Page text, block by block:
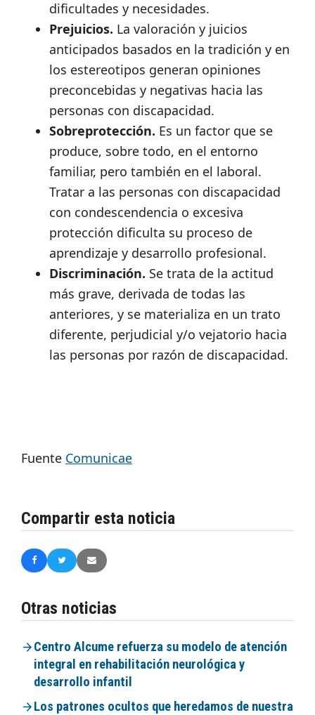
dificultades y necesidades.
Prejuicios. La valoración y juicios
anticipados basados en la tradición y en
los estereotipos generan opiniones
preconcebidas y negativas hacia las
personas con discapacidad.
Sobreprotección. Es un factor que se
produce, sobre todo, en el entorno
familiar, pero también en el laboral.
Tratar a las personas con discapacidad
con condescendencia o excesiva
protección dificulta su proceso de
aprendizaje y desarrollo profesional.
Discriminación. Se trata de la actitud
más grave, derivada de todas las
anteriores, y se materializa en un trato
diferente, perjudicial y/o vejatorio hacia
las personas por razón de discapacidad.
Fuente Comunicae
Compartir esta noticia
Otras noticias
Centro Alcume refuerza su modelo de atención
integral en rehabilitación neurológica y
desarrollo infantil
Los patrones ocultos que heredamos de nuestra